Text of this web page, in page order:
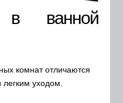
ванной
комнат отличаются
легким уходом.